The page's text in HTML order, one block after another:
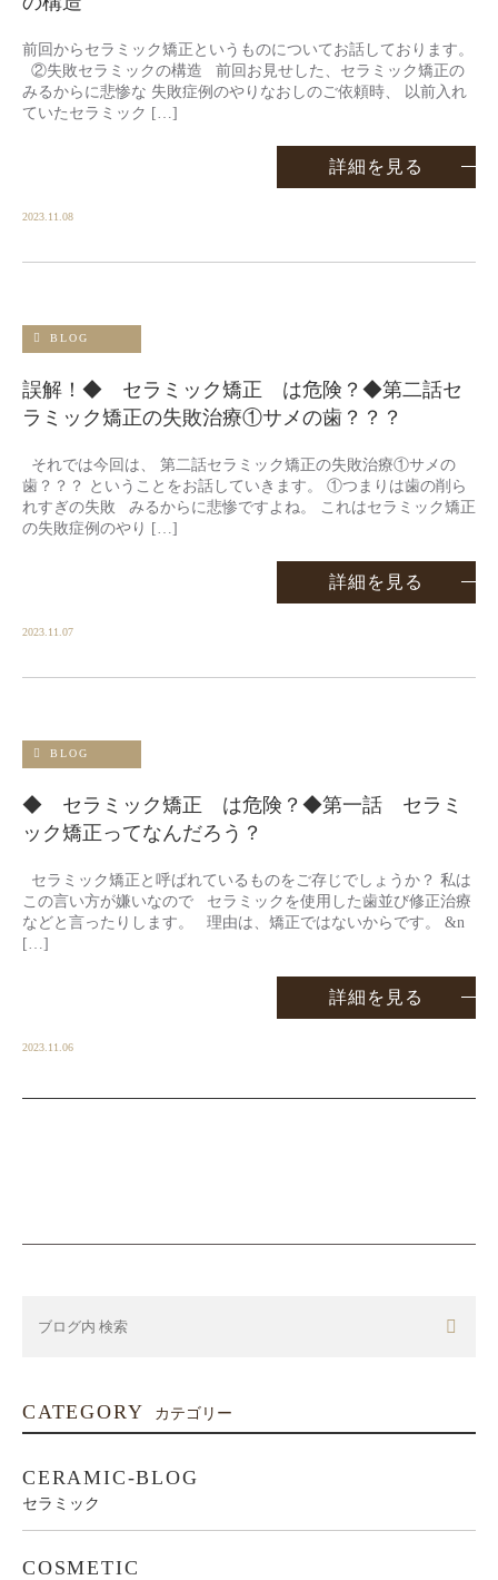
前回からセラミック矯正というものについてお話しております。
②失敗セラミックの構造 前回お見せした、セラミック矯正の
みるからに悲惨な 失敗症例のやりなおしのご依頼時、 以前入れ
ていたセラミック […]
詳細を見る
2023.11.08
BLOG
誤解！◆ セラミック矯正 は危険？◆第二話セ
ラミック矯正の失敗治療①サメの歯？？？
それでは今回は、 第二話セラミック矯正の失敗治療①サメの
歯？？？ ということをお話していきます。 ①つまりは歯の削ら
れすぎの失敗 みるからに悲惨ですよね。 これはセラミック矯正
の失敗症例のやり […]
詳細を見る
2023.11.07
BLOG
◆ セラミック矯正 は危険？◆第一話 セラミ
ック矯正ってなんだろう？
セラミック矯正と呼ばれているものをご存じでしょうか？ 私は
この言い方が嫌いなので セラミックを使用した歯並び修正治療
などと言ったりします。 理由は、矯正ではないからです。 &n
[…]
詳細を見る
2023.11.06
CATEGORY カテゴリー
CERAMIC-BLOG
セラミック
COSMETIC